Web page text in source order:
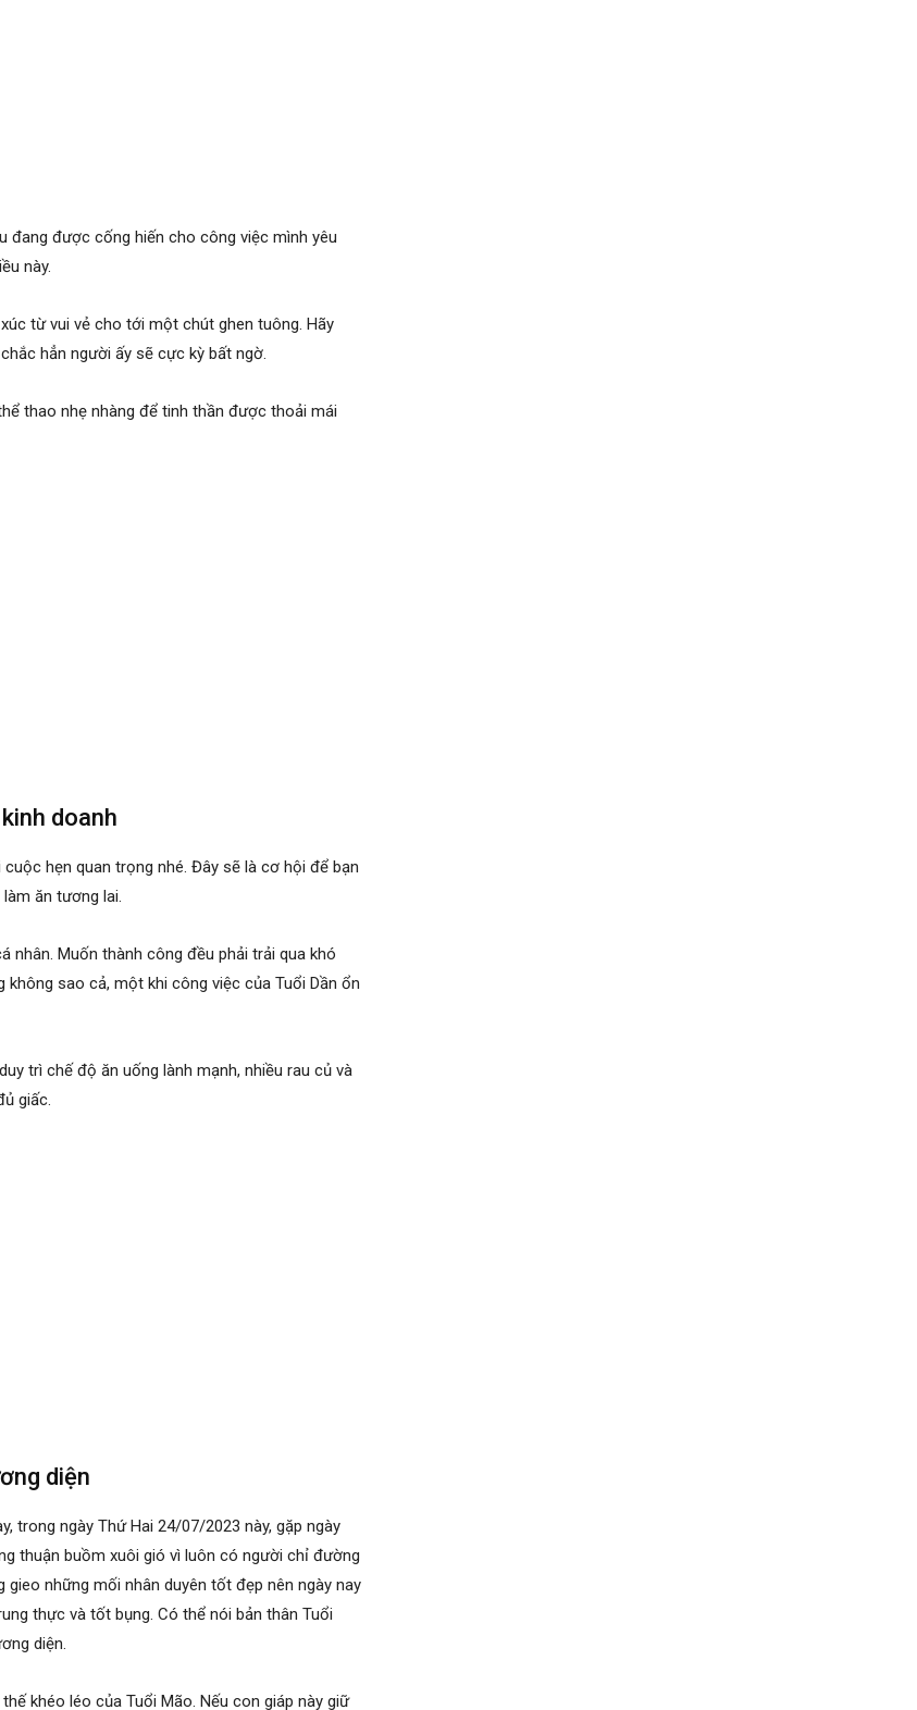
đang được cống hiến cho công việc mình yêu
này.
từ vui vẻ cho tới một chút ghen tuông. Hãy
hẳn người ấy sẽ cực kỳ bất ngờ.
thao nhẹ nhàng để tinh thần được thoải mái
doanh
hẹn quan trọng nhé. Đây sẽ là cơ hội để bạn
ăn tương lai.
nhân. Muốn thành công đều phải trải qua khó
sao cả, một khi công việc của Tuổi Dần ổn
trì chế độ ăn uống lành mạnh, nhiều rau củ và
giấc.
diện
trong ngày Thứ Hai 24/07/2023 này, gặp ngày
thuận buồm xuôi gió vì luôn có người chỉ đường
những mối nhân duyên tốt đẹp nên ngày nay
thực và tốt bụng. Có thể nói bản thân Tuổi
diện.
khéo léo của Tuổi Mão. Nếu con giáp này giữ